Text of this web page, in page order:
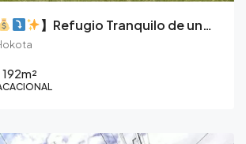
】Refugio Tranquilo de una Sola Planta Cerca de la Costa de Ibaraki
192m²